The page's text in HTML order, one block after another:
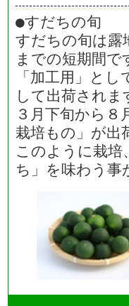
●すだちの旬
すだちの旬は露
までの短期間
「加工用」と
して出荷されま
３月下旬から
栽培もの」が出
このように栽培
ち」を味わう事